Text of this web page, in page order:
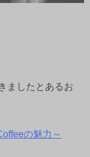
ましたとあるお
の魅力～